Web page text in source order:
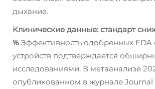
дыхание.
Клинические данные: стандарт
%Эффективность одобренных FDA
устройств подтверждается
исследованиями. В метаанализе
опубликованном в журнале Journal